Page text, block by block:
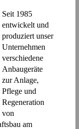
Seit 1985
entwickelt und
produziert unser
Unternehmen
verschiedene
Anbaugeräte
zur Anlage,
Pflege und
Regeneration
von
am